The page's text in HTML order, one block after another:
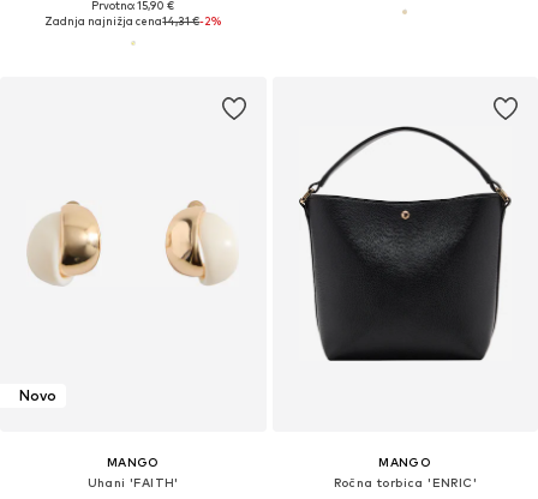
Prvotno: 15,90 €
Zadnja najnižja cena14,31 €-2%
Novo
MANGO
Uhani 'FAITH'
MANGO
Ročna torbica 'ENRIC'